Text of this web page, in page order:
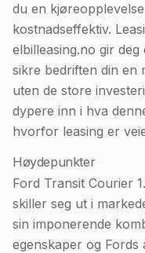
du en
kostnadseffektiv.
elbilleasing.no gir
sikre bedriften din en
uten de store
dypere inn i hva
hvorfor leasing er
Høydepunkter
Ford Transit Courier
skiller seg ut i
sin imponerende
egenskaper og Fords